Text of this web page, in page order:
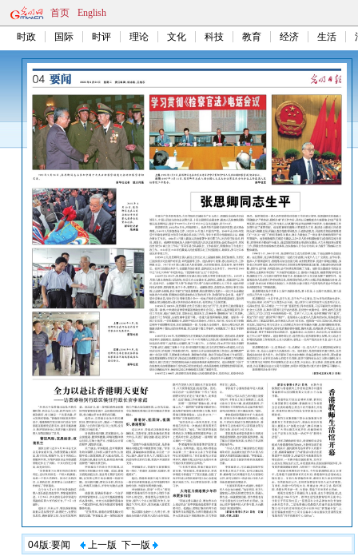
首页 English
时政 国际 时评 理论 文化 科技 教育 经济 生活
04版:要闻 上一版 下一版